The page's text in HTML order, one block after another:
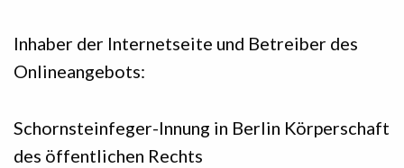
Inhaber der Internetseite und Betreiber des
Onlineangebots:
Schornsteinfeger-Innung in Berlin Körperschaft
des öffentlichen Rechts